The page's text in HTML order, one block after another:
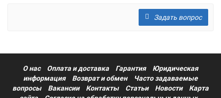
Задать вопрос
О нас Оплата и доставка Гарантия
Юридическая
информация
Возврат и обмен
Часто задаваемые
вопросы
Вакансии Контакты Статьи Новости
Карта